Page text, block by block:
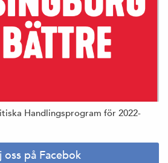
Handlingsprogram för 2022-
oss på Facebok